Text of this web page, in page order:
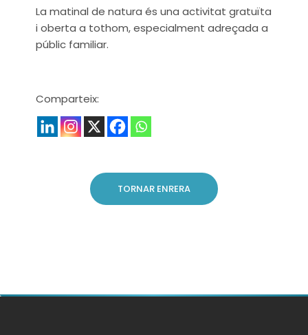
La matinal de natura és una activitat gratuïta
i oberta a tothom, especialment adreçada a
públic familiar.
Comparteix:
TORNAR ENRERA